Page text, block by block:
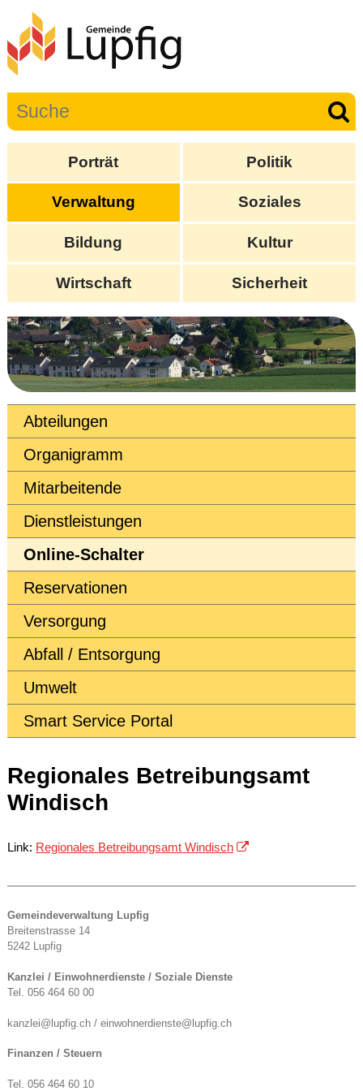
Porträt Politik
Verwaltung Soziales
Bildung Kultur
Wirtschaft Sicherheit
Abteilungen
Organigramm
Mitarbeitende
Dienstleistungen
Online-Schalter
Reservationen
Versorgung
Abfall / Entsorgung
Umwelt
Smart Service Portal
Regionales Betreibungsamt
Windisch
Link: Regionales Betreibungsamt Windisch
Gemeindeverwaltung Lupfig
Breitenstrasse 14
5242 Lupfig
Kanzlei / Einwohnerdienste / Soziale Dienste
Tel. 056 464 60 00
kanzlei@lupfig.ch / einwohnerdienste@lupfig.ch
Finanzen / Steuern
Tel. 056 464 60 10